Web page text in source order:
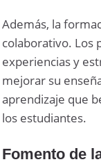
Además, la
colaborativo. Los
experiencias y
mejorar su
aprendizaje que
los estudiantes.
Fomento de